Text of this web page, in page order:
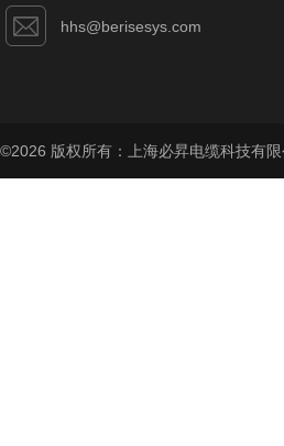
hhs@berisesys.com
©2026 版权所有：上海必昇电缆科技有